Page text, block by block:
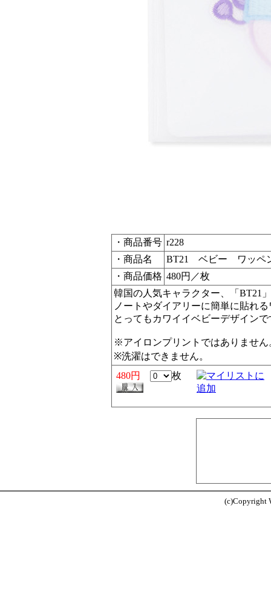
・商品番号 r228
・商品名
BT21 ベビー ワッペ
・商品価格 480円／枚
韓国の人気キャラクター、「BT21
ノートやダイアリーに簡単に貼れ
とってもカワイイベビーデザインで
※アイロンプリントではありません
※洗濯はできません。
480円
枚
(c)Copyright